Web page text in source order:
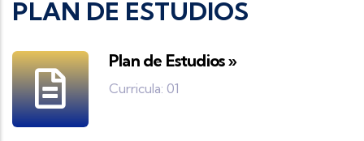
PLAN DE ESTUDIOS
Plan de Estudios »
Curricula: 01